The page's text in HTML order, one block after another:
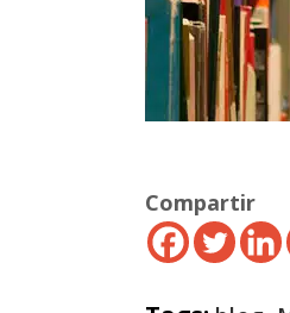
Compartir